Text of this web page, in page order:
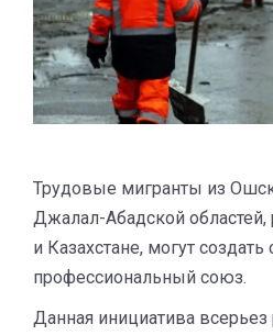
Трудовые мигранты из
Джалал-Абадской
и Казахстане, могут создать
профессиональный союз.
Данная инициатива всерьез